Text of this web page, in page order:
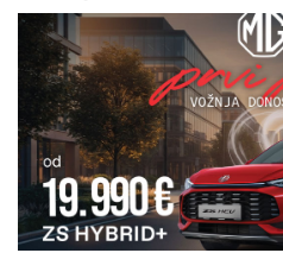
06. 08. 2026 07:08
Evo u kojim banjama važi
kompletan spisak